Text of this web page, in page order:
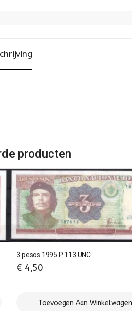
producten
3 pesos 1995 P 113 UNC
€ 4,50
Toevoegen Aan Winkelwagen